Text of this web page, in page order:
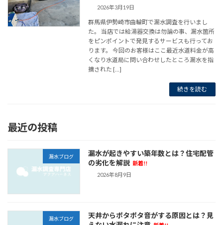
2026年3月19日
群馬県伊勢崎市曲輪町で漏水調査を行いまし
た。 当店では給湯器交換は勿論の事、漏水箇所
をピンポイントで発見するサービスも行ってお
ります。 今回のお客様はここ最近水道料金が高
くなり水道局に問い合わせしたところ漏水を指
摘された […]
続きを読む
最近の投稿
漏水ブログ
漏水が起きやすい築年数とは？住宅配管
の劣化を解説 新着!!
2026年8月9日
漏水ブログ
天井からポタポタ音がする原因とは？見